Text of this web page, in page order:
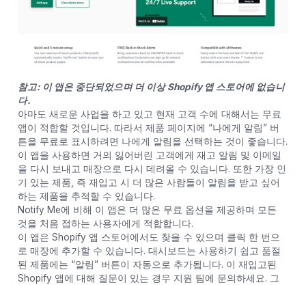
참고: 이 앱은 중단되었으며 더 이상 Shopify 앱 스토어에 없습니
다.
아마도 새로운 사업을 하고 있고 현재 고객 수에 대해서는 무료
앱이 적합할 것입니다. 따라서 제품 페이지에 “나에게 알림” 버
튼을 무료로 표시하려면 나에게 알림을 선택하는 것이 좋습니다.
이 앱을 사용하면 거의 잃어버린 고객에게 재고 알림 및 이메일
을 다시 보내고 매장으로 다시 데려올 수 있습니다. 또한 가장 인
기 있는 제품, 즉 재입고 시 더 많은 사람들이 알림을 받고 싶어
하는 제품을 추적할 수 있습니다.
Notify Me에 비해 이 앱은 더 많은 무료 옵션을 제공하며 모든
것을 처음 접하는 사용자에게 적합합니다.
이 앱은 Shopify 앱 스토어에서도 찾을 수 있으며 클릭 한 번으
로 매장에 추가할 수 있습니다. 대시보드는 사용하기 쉽고 품절
된 제품에는 “알림” 버튼이 자동으로 추가됩니다. 이 재입고된
Shopify 앱에 대해 질문이 있는 경우 지원 팀에 문의하세요. 그